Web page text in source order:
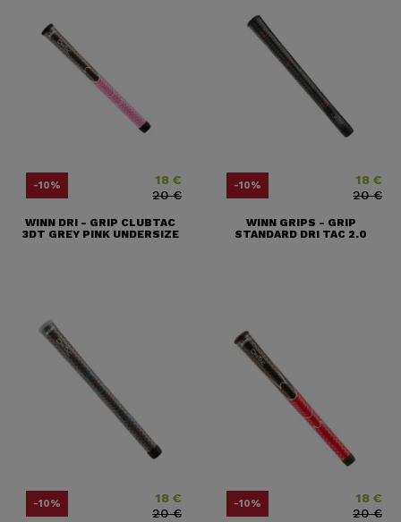
-10% 18 €
Prix ​​habituel
20 €
WINN DRI - GRIP CLUBTAC
3DT GREY PINK UNDERSIZE
-10% 18 €
Prix
20 €
WINN GRIPS - GRIP
STANDARD DRI TAC 2.0
-10% 18 €
Prix ​​habituel
20 €
-10% 18 €
Prix
20 €